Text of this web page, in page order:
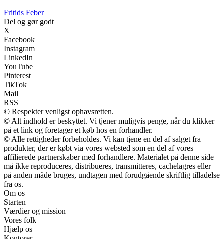
Fritids Feber
Del og gør godt
X
Facebook
Instagram
LinkedIn
YouTube
Pinterest
TikTok
Mail
RSS
© Respekter venligst ophavsretten.
© Alt indhold er beskyttet. Vi tjener muligvis penge, når du klikker
på et link og foretager et køb hos en forhandler.
© Alle rettigheder forbeholdes. Vi kan tjene en del af salget fra
produkter, der er købt via vores websted som en del af vores
affilierede partnerskaber med forhandlere. Materialet på denne side
må ikke reproduceres, distribueres, transmitteres, cachelagres eller
på anden måde bruges, undtagen med forudgående skriftlig tilladelse
fra os.
Om os
Starten
Værdier og mission
Vores folk
Hjælp os